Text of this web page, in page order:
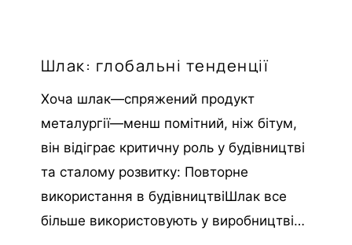
Шлак: глобальні тенденції
Хоча шлак—спряжений продукт
металургії—менш помітний, ніж бітум,
він відіграє критичну роль у будівництві
та сталому розвитку: Повторне
використання в будівництвіШлак все
більше використовують у виробництві…